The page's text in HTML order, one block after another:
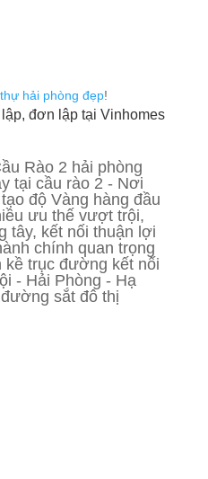
hải phòng đẹp!
đơn lập tại Vinhomes
Rào 2 hải phòng
tại cầu rào 2 - Nơi
độ Vàng hàng đầu
ưu thế vượt trội,
tây, kết nối thuận lợi
chính quan trọng
kề trục đường kết nối
- Hải Phòng - Hạ
sắt đô thị